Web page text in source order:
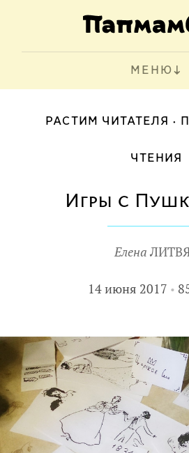
МЕНЮ
РАСТИМ ЧИТАТЕЛЯ
ЧТЕНИЯ
Игры с
Елена
14 июня 2017